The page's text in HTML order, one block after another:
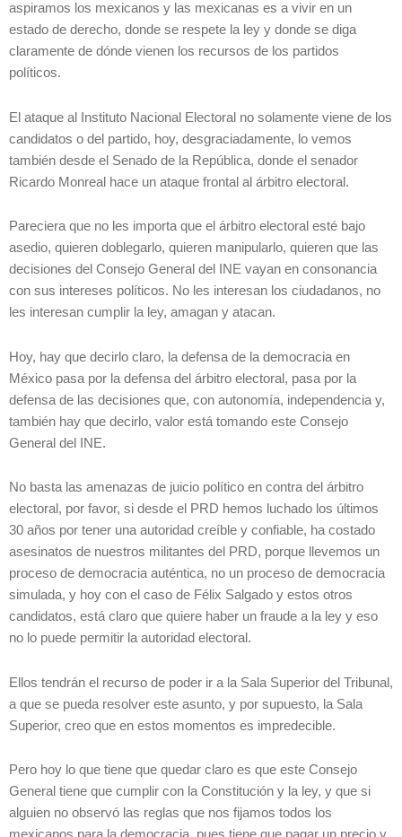
aspiramos los mexicanos y las mexicanas es a vivir en un
estado de derecho, donde se respete la ley y donde se diga
claramente de dónde vienen los recursos de los partidos
políticos.
El ataque al Instituto Nacional Electoral no solamente viene de los
candidatos o del partido, hoy, desgraciadamente, lo vemos
también desde el Senado de la República, donde el senador
Ricardo Monreal hace un ataque frontal al árbitro electoral.
Pareciera que no les importa que el árbitro electoral esté bajo
asedio, quieren doblegarlo, quieren manipularlo, quieren que las
decisiones del Consejo General del INE vayan en consonancia
con sus intereses políticos. No les interesan los ciudadanos, no
les interesan cumplir la ley, amagan y atacan.
Hoy, hay que decirlo claro, la defensa de la democracia en
México pasa por la defensa del árbitro electoral, pasa por la
defensa de las decisiones que, con autonomía, independencia y,
también hay que decirlo, valor está tomando este Consejo
General del INE.
No basta las amenazas de juicio político en contra del árbitro
electoral, por favor, si desde el PRD hemos luchado los últimos
30 años por tener una autoridad creíble y confiable, ha costado
asesinatos de nuestros militantes del PRD, porque llevemos un
proceso de democracia auténtica, no un proceso de democracia
simulada, y hoy con el caso de Félix Salgado y estos otros
candidatos, está claro que quiere haber un fraude a la ley y eso
no lo puede permitir la autoridad electoral.
Ellos tendrán el recurso de poder ir a la Sala Superior del Tribunal,
a que se pueda resolver este asunto, y por supuesto, la Sala
Superior, creo que en estos momentos es impredecible.
Pero hoy lo que tiene que quedar claro es que este Consejo
General tiene que cumplir con la Constitución y la ley, y que si
alguien no observó las reglas que nos fijamos todos los